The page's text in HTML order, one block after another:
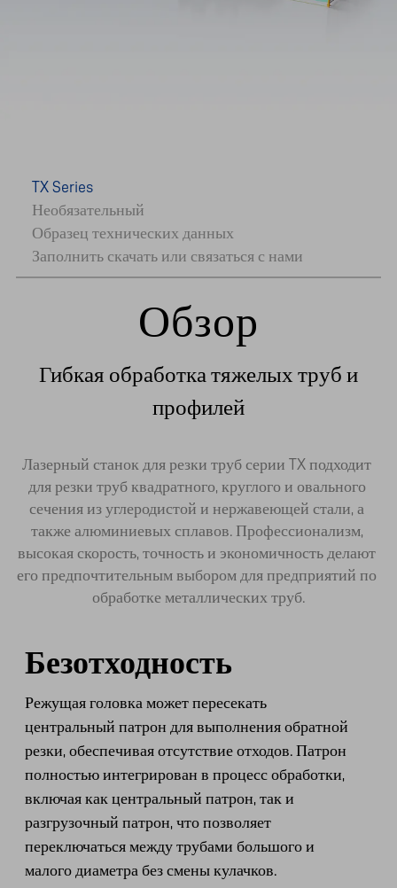
TX Series
Необязательный
Образец технических данных
Заполнить скачать или связаться с нами
Обзор
Гибкая обработка тяжелых труб и
профилей
Лазерный станок для резки труб серии TX подходит
для резки труб квадратного, круглого и овального
сечения из углеродистой и нержавеющей стали, а
также алюминиевых сплавов. Профессионализм,
высокая скорость, точность и экономичность делают
его предпочтительным выбором для предприятий по
обработке металлических труб.
Безотходность
Режущая головка может пересекать
центральный патрон для выполнения обратной
резки, обеспечивая отсутствие отходов. Патрон
полностью интегрирован в процесс обработки,
включая как центральный патрон, так и
разгрузочный патрон, что позволяет
переключаться между трубами большого и
малого диаметра без смены кулачков.